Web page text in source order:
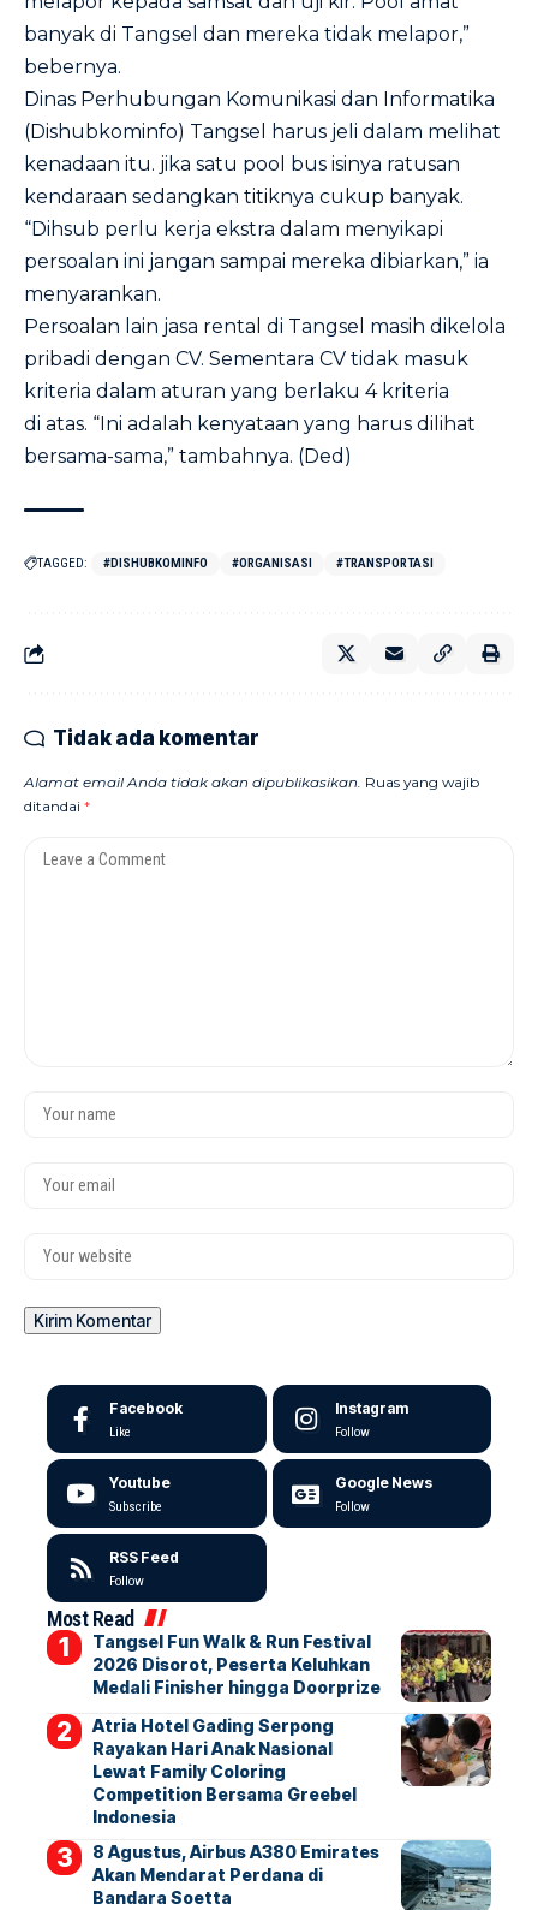
banyak di Tangsel dan mereka tidak melapor,”
bebernya.
Dinas Perhubungan Komunikasi dan Informatika
(Dishubkominfo) Tangsel harus jeli dalam melihat
kenadaan itu. jika satu pool bus isinya ratusan
kendaraan sedangkan titiknya cukup banyak.
“Dihsub perlu kerja ekstra dalam menyikapi
persoalan ini jangan sampai mereka dibiarkan,” ia
menyarankan.
Persoalan lain jasa rental di Tangsel masih dikelola
pribadi dengan CV. Sementara CV tidak masuk
kriteria dalam aturan yang berlaku 4 kriteria
di atas. “Ini adalah kenyataan yang harus dilihat
bersama-sama,” tambahnya. (Ded)
TAGGED: #DISHUBKOMINFO #ORGANISASI #TRANSPORTASI
Tidak ada komentar
Alamat email Anda tidak akan dipublikasikan. Ruas yang wajib
ditandai *
Facebook
Like
Instagram
Follow
Youtube
Subscribe
Google News
Follow
RSS Feed
Follow
Most Read
Tangsel Fun Walk & Run Festival
2026 Disorot, Peserta Keluhkan
Medali Finisher hingga Doorprize
Atria Hotel Gading Serpong
Rayakan Hari Anak Nasional
Lewat Family Coloring
Competition Bersama Greebel
Indonesia
8 Agustus, Airbus A380 Emirates
Akan Mendarat Perdana di
Bandara Soetta